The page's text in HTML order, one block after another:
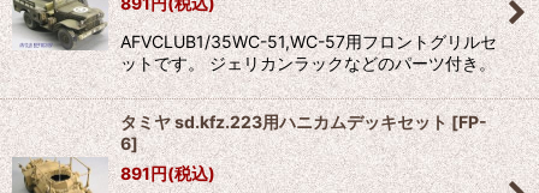
AFVCLUB1/35WC-51,WC-57用フロントグリルセ
ットです。 ジェリカンラックなどのパーツ付き。
タミヤ sd.kfz.223用ハニカムデッキセット [FP-
6]
891円(税込)